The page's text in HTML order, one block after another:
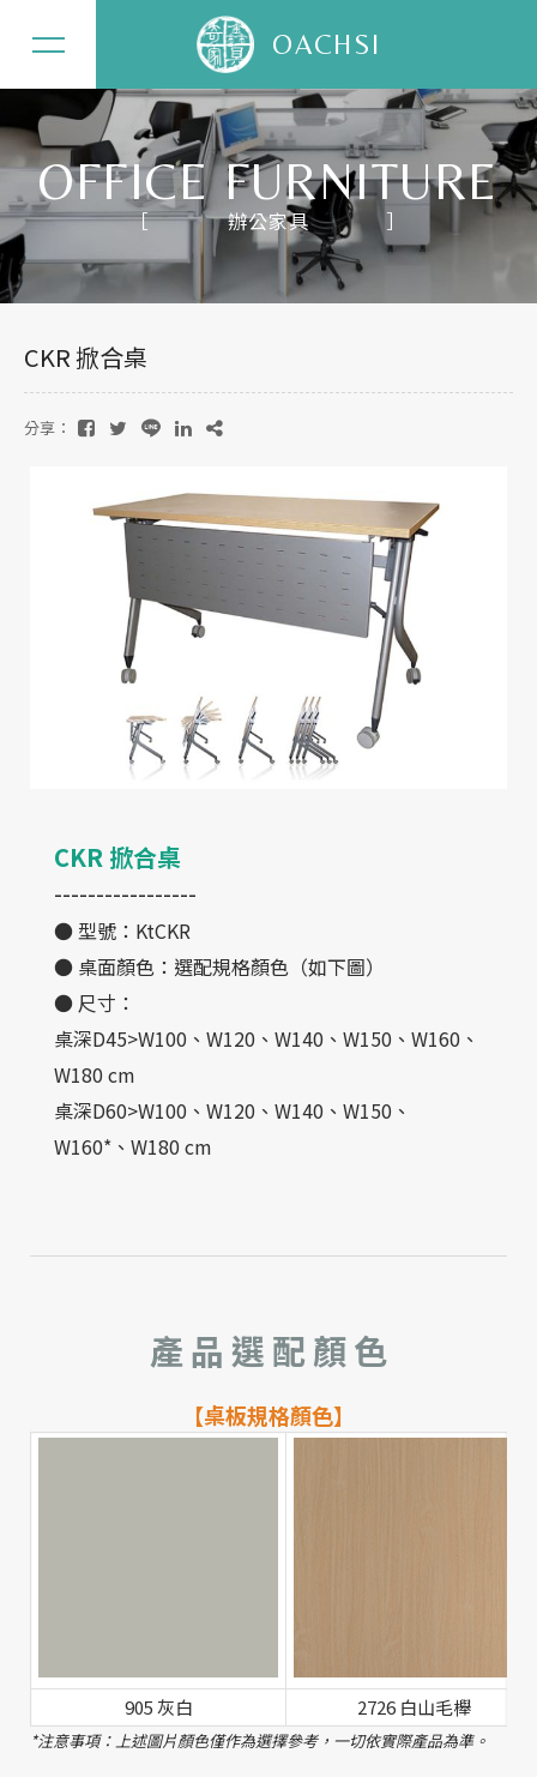
OFFICE FURNITURE
辦公家具
CKR 掀合桌
分享：
CKR 掀合桌
-----------------
● 型號：KtCKR
● 桌面顏色：選配規格顏色（如下圖）
● 尺寸：
桌深D45>W100、W120、W140、W150、W160、
W180 cm
桌深D60>W100、W120、W140、W150、
W160*、W180 cm
產 品 選 配 顏 色
【桌板規格顏色】
905 灰白 2726 白山毛櫸
*注意事項：上述圖片顏色僅作為選擇參考，一切依實際產品為準。
OACHSI
關於奇鑫
辦公家具
精選案例
最新消息
聯絡我們 目錄下載
2023 ©奇鑫家具 All RIGHT RESERVE
網站設計 IBEST